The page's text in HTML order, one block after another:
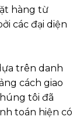
hàng từ
các đại diện
trên danh
cách giao
tôi đã
toán hiện có